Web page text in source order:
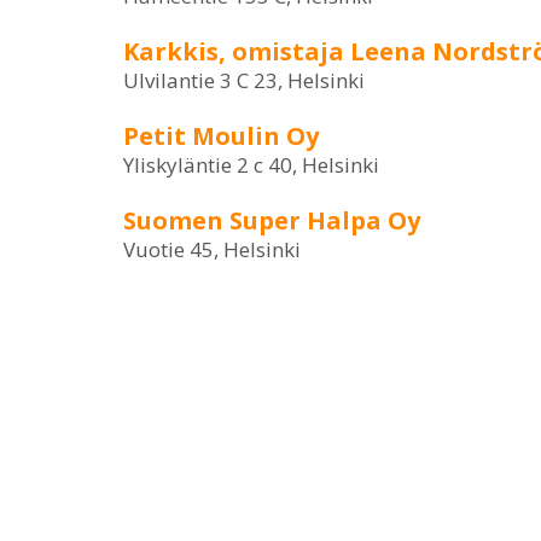
Karkkis, omistaja Leena
Ulvilantie 3 C 23, Helsinki
Petit Moulin Oy
Yliskyläntie 2 c 40, Helsinki
Suomen Super Halpa Oy
Vuotie 45, Helsinki